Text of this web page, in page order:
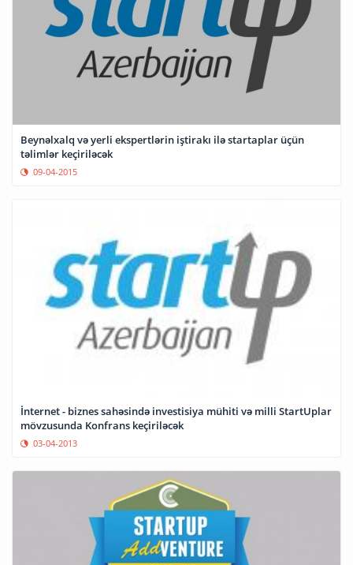
Beynəlxalq və yerli ekspertlərin iştirakı ilə startaplar üçün
təlimlər keçiriləcək
09-04-2015
İnternet - biznes sahəsində investisiya mühiti və milli StartUplar
mövzusunda Konfrans keçiriləcək
03-04-2013